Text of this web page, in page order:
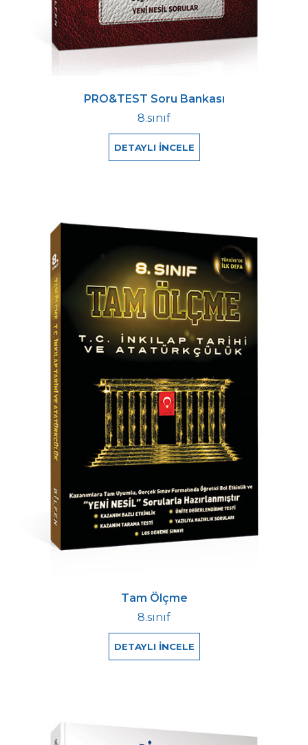
PRO&TEST Soru Bankası
8.sınıf
DETAYLI İNCELE
Tam Ölçme
8.sınıf
DETAYLI İNCELE